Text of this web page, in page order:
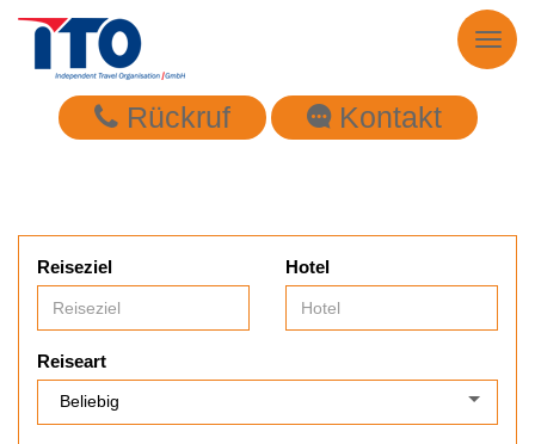
Toggle
Rückruf Kontakt
Reiseziel Hotel
Reiseart